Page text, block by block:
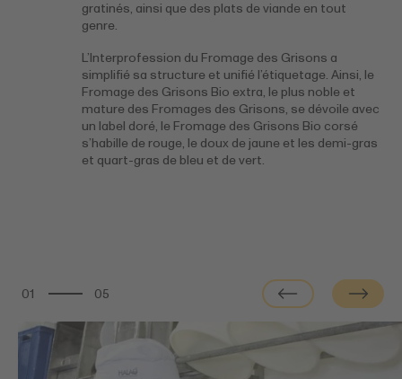
gratinés, ainsi que des plats de viande en tout
genre.
L’Interprofession du Fromage des Grisons a
simplifié sa structure et unifié l’étiquetage. Ainsi, le
Fromage des Grisons Bio extra, le plus noble et
mature des Fromages des Grisons, se dévoile avec
un label doré, le Fromage des Grisons Bio corsé
s’habille de rouge, le doux de jaune et les demi-gras
et quart-gras de bleu et de vert.
01 05